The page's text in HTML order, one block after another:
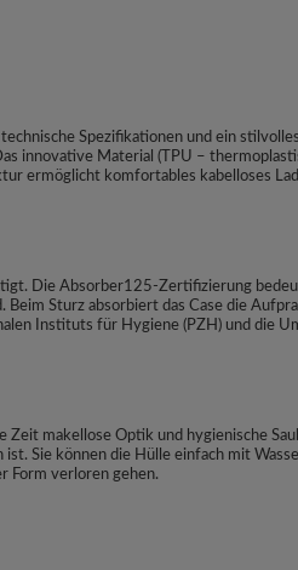
Spezifikationen und ein
innovative Material (TPU –
ermöglicht komfortables kabelloses
Die Absorber125-Zertifizierung
Sturz absorbiert das Case die
Instituts für Hygiene (PZH) und die
makellose Optik und hygienische
Sie können die Hülle einfach mit
Form verloren gehen.